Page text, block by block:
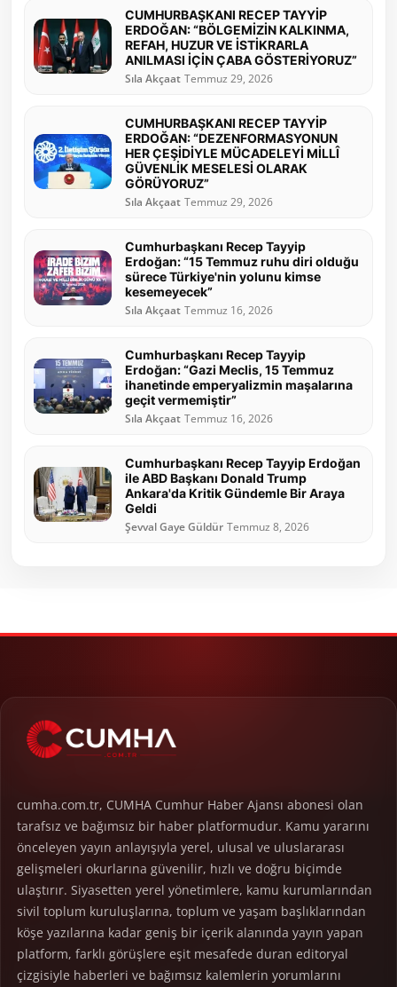
CUMHURBAŞKANI RECEP TAYYİP
ERDOĞAN: “BÖLGEMİZİN KALKINMA,
REFAH, HUZUR VE İSTİKRARLA
ANILMASI İÇİN ÇABA GÖSTERİYORUZ”
Sıla Akçaat Temmuz 29, 2026
CUMHURBAŞKANI RECEP TAYYİP
ERDOĞAN: “DEZENFORMASYONUN
HER ÇEŞİDİYLE MÜCADELEYİ MİLLÎ
GÜVENLİK MESELESİ OLARAK
GÖRÜYORUZ”
Sıla Akçaat Temmuz 29, 2026
Cumhurbaşkanı Recep Tayyip
Erdoğan: “15 Temmuz ruhu diri olduğu
sürece Türkiye'nin yolunu kimse
kesemeyecek”
Sıla Akçaat Temmuz 16, 2026
Cumhurbaşkanı Recep Tayyip
Erdoğan: “Gazi Meclis, 15 Temmuz
ihanetinde emperyalizmin maşalarına
geçit vermemiştir”
Sıla Akçaat Temmuz 16, 2026
Cumhurbaşkanı Recep Tayyip Erdoğan
ile ABD Başkanı Donald Trump
Ankara'da Kritik Gündemle Bir Araya
Geldi
Şevval Gaye Güldür Temmuz 8, 2026
cumha.com.tr, CUMHA Cumhur Haber Ajansı abonesi olan
tarafsız ve bağımsız bir haber platformudur. Kamu yararını
önceleyen yayın anlayışıyla yerel, ulusal ve uluslararası
gelişmeleri okurlarına güvenilir, hızlı ve doğru biçimde
ulaştırır. Siyasetten yerel yönetimlere, kamu kurumlarından
sivil toplum kuruluşlarına, toplum ve yaşam başlıklarından
köşe yazılarına kadar geniş bir içerik alanında yayın yapan
platform, farklı görüşlere eşit mesafede duran editoryal
çizgisiyle haberleri ve bağımsız kalemlerin yorumlarını